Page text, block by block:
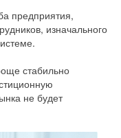
предприятия,
изначального
стабильно
не будет